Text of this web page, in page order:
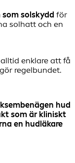
solskydd för
solhatt och en
enklare att få
regelbundet.
hud
som är kliniskt
en hudläkare